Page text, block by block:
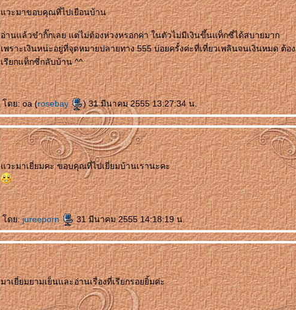
วะมาขอบคุณที่ไปเยือนบ้าน
อ่านแล้วขำกิ๊กเลย แต่ไม่ต้องห่วงหรอกค่า ในตัวไม่มีเงินขึ้นแท็กซี่ได้สบายมาก
เพราะเงินหน่ะอยู่ที่จุดหมายปลายทาง 555 บ่อยครั้งค่ะที่เที่ยวเพลินจนเงินหมด ต้อง
เรียกแท็กซี่กลับบ้าน ^^
ดย: oa (rosebay ) 31 มีนาคม 2555 13:27:34 น.
วะมาเยี่ยมคะ ขอบคุณที่ไปเยี่ยมบ้านเรานะคะ
ดย:jureeporn 31 มีนาคม 2555 14:18:19 น.
มาเยี่ยมยามเย็นและอ่านเรื่องที่เรียกรอยยิ้มค่ะ